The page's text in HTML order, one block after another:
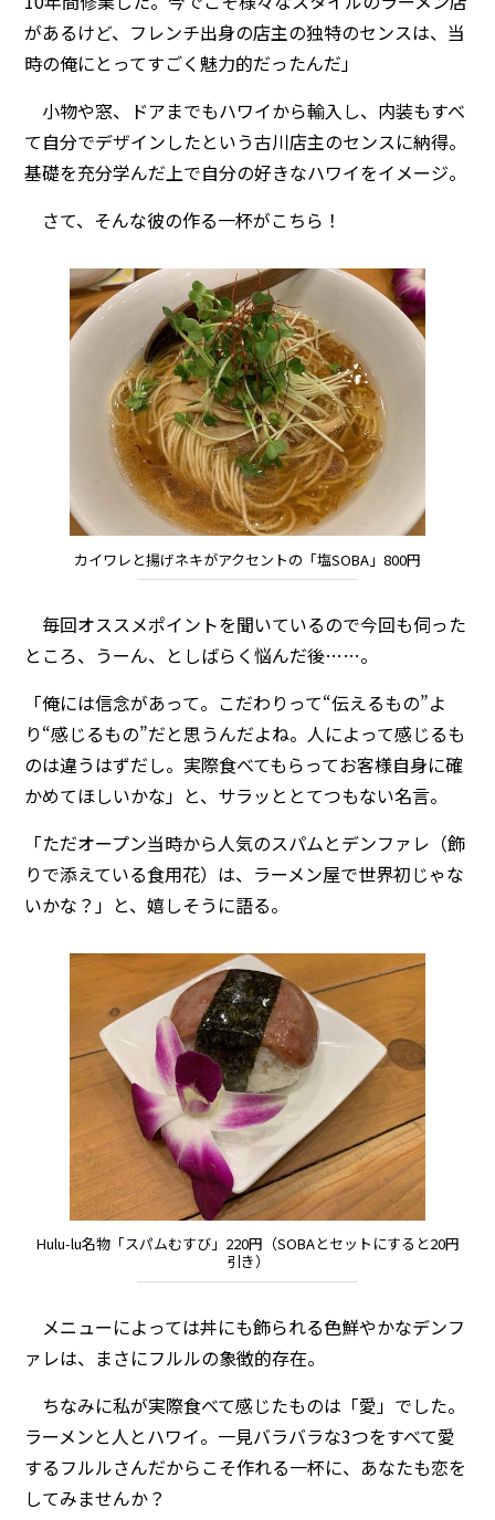
があるけど、フレンチ出身の店主の独特のセンスは、当
時の俺にとってすごく魅力的だったんだ」
小物や窓、ドアまでもハワイから輸入し、内装もすべ
て自分でデザインしたという古川店主のセンスに納得。
基礎を充分学んだ上で自分の好きなハワイをイメージ。
さて、そんな彼の作る一杯がこちら！
カイワレと揚げネキがアクセントの「塩SOBA」800円
毎回オススメポイントを聞いているので今回も伺った
ところ、うーん、としばらく悩んだ後……。
「俺には信念があって。こだわりって“伝えるもの”よ
り“感じるもの”だと思うんだよね。人によって感じるも
のは違うはずだし。実際食べてもらってお客様自身に確
かめてほしいかな」と、サラッととてつもない名言。
「ただオープン当時から人気のスパムとデンファレ（飾
りで添えている食用花）は、ラーメン屋で世界初じゃな
いかな？」と、嬉しそうに語る。
Hulu-lu名物「スパムむすび」220円（SOBAとセットにすると20円
引き）
メニューによっては丼にも飾られる色鮮やかなデンフ
ァレは、まさにフルルの象徴的存在。
ちなみに私が実際食べて感じたものは「愛」でした。
ラーメンと人とハワイ。一見バラバラな3つをすべて愛
するフルルさんだからこそ作れる一杯に、あなたも恋を
してみませんか？